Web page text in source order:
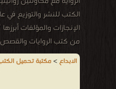
الإنجازات والمؤلفات
من كتب الروايات
الابداع>مكتبة تحميل